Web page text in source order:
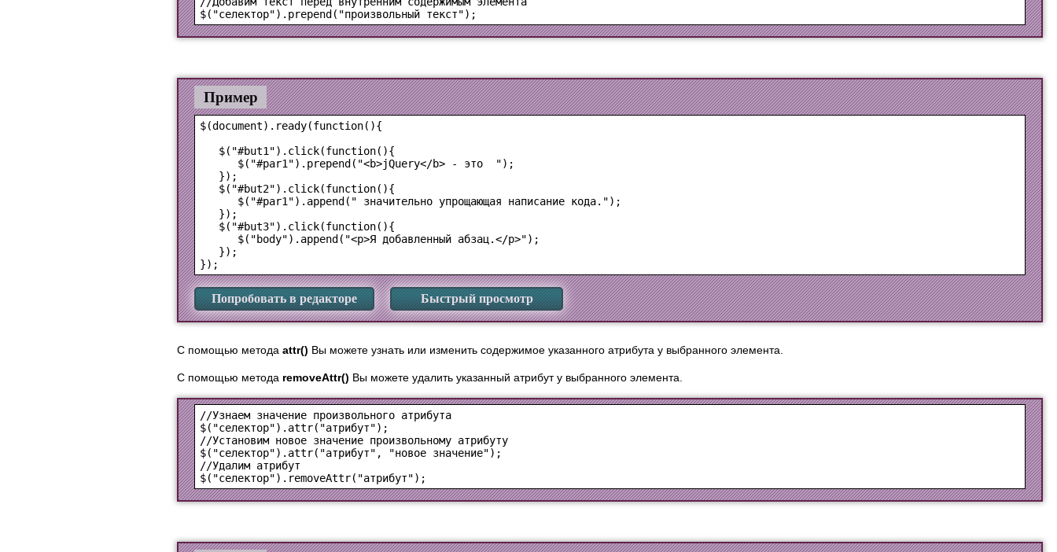
$("селектор").prepend("произвольный текст");
Пример
$(document).ready(function(){
   $("#but1").click(function(){
      $("#par1").prepend("<b>jQuery</b> - это  ");
   });
   $("#but2").click(function(){
      $("#par1").append(" значительно упрощающая написание кода.");
   });
   $("#but3").click(function(){
      $("body").append("<p>Я добавленный абзац.</p>");
   });
Попробовать в редакторе Быстрый просмотр
С помощью метода attr() Вы можете узнать или изменить содержимое указанного атрибута у выбранного элемента.
С помощью метода removeAttr() Вы можете удалить указанный атрибут у выбранного элемента.
$("селектор").attr("атрибут");
$("селектор").attr("атрибут", "новое значение");
$("селектор").removeAttr("атрибут");